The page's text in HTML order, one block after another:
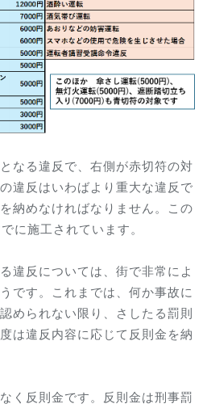
なる違反で、右側が赤切符の対
違反はいわばより重大な違反で
納めなければなりません。この
に施工されています。
違反については、街で非常によ
です。これまでは、何か事故に
められない限り、さしたる罰則
は違反内容に応じて反則金を納
く反則金です。反則金は刑事罰